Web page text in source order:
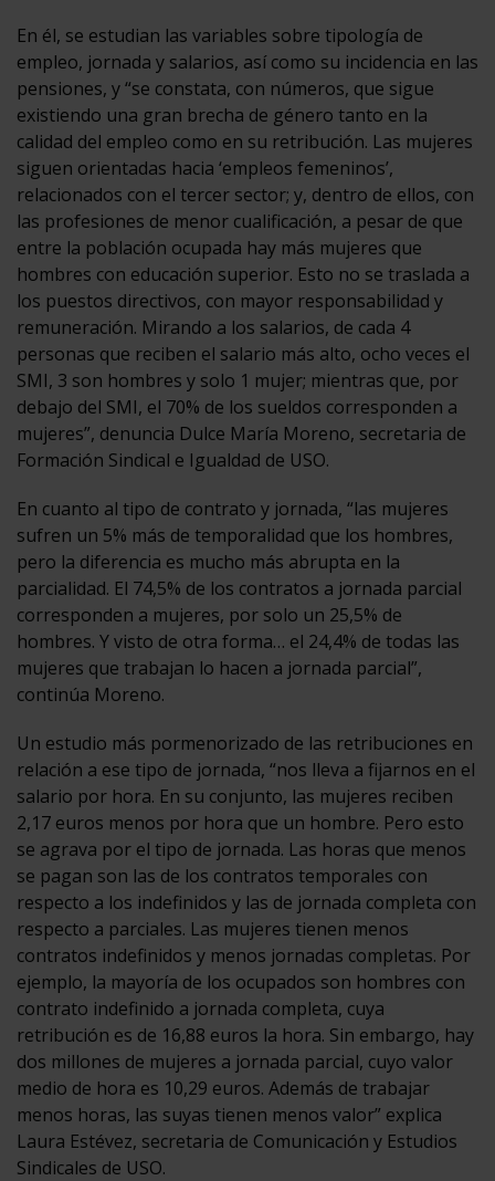
En él, se estudian las variables sobre tipología de
empleo, jornada y salarios, así como su incidencia en las
pensiones, y “se constata, con números, que sigue
existiendo una gran brecha de género tanto en la
calidad del empleo como en su retribución. Las mujeres
siguen orientadas hacia ‘empleos femeninos’,
relacionados con el tercer sector; y, dentro de ellos, con
las profesiones de menor cualificación, a pesar de que
entre la población ocupada hay más mujeres que
hombres con educación superior. Esto no se traslada a
los puestos directivos, con mayor responsabilidad y
remuneración. Mirando a los salarios, de cada 4
personas que reciben el salario más alto, ocho veces el
SMI, 3 son hombres y solo 1 mujer; mientras que, por
debajo del SMI, el 70% de los sueldos corresponden a
mujeres”, denuncia Dulce María Moreno, secretaria de
Formación Sindical e Igualdad de USO.
En cuanto al tipo de contrato y jornada, “las mujeres
sufren un 5% más de temporalidad que los hombres,
pero la diferencia es mucho más abrupta en la
parcialidad. El 74,5% de los contratos a jornada parcial
corresponden a mujeres, por solo un 25,5% de
hombres. Y visto de otra forma… el 24,4% de todas las
mujeres que trabajan lo hacen a jornada parcial”,
continúa Moreno.
Un estudio más pormenorizado de las retribuciones en
relación a ese tipo de jornada, “nos lleva a fijarnos en el
salario por hora. En su conjunto, las mujeres reciben
2,17 euros menos por hora que un hombre. Pero esto
se agrava por el tipo de jornada. Las horas que menos
se pagan son las de los contratos temporales con
respecto a los indefinidos y las de jornada completa con
respecto a parciales. Las mujeres tienen menos
contratos indefinidos y menos jornadas completas. Por
ejemplo, la mayoría de los ocupados son hombres con
contrato indefinido a jornada completa, cuya
retribución es de 16,88 euros la hora. Sin embargo, hay
dos millones de mujeres a jornada parcial, cuyo valor
medio de hora es 10,29 euros. Además de trabajar
menos horas, las suyas tienen menos valor” explica
Laura Estévez, secretaria de Comunicación y Estudios
Sindicales de USO.